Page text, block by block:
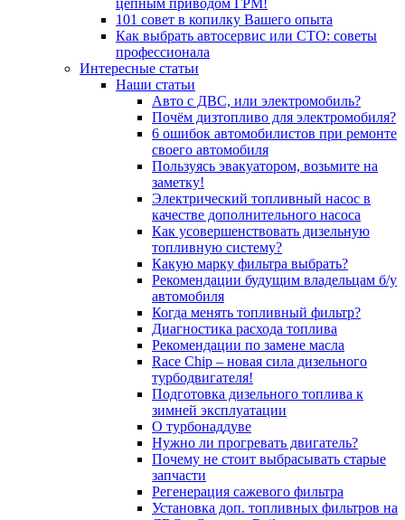
цепным приводом ГРМ!
101 совет в копилку Вашего опыта
Как выбрать автосервис или СТО: советы
профессионала
Интересные статьи
Наши статьи
Авто с ДВС, или электромобиль?
Почём дизтопливо для электромобиля?
6 ошибок автомобилистов при ремонте
своего автомобиля
Пользуясь эвакуатором, возьмите на
заметку!
Электрический топливный насос в
качестве дополнительного насоса
Как усовершенствовать дизельную
топливную систему?
Какую марку фильтра выбрать?
Рекомендации будущим владельцам б/у
автомобиля
Когда менять топливный фильтр?
Диагностика расхода топлива
Рекомендации по замене масла
Race Chip – новая сила дизельного
турбодвигателя!
Подготовка дизельного топлива к
зимней эксплуатации
О турбонаддуве
Нужно ли прогревать двигатель?
Почему не стоит выбрасывать старые
запчасти
Регенерация сажевого фильтра
Установка доп. топливных фильтров на